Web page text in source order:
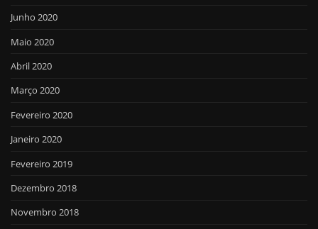
Junho 2020
Maio 2020
Abril 2020
Março 2020
Fevereiro 2020
Janeiro 2020
Fevereiro 2019
Dezembro 2018
Novembro 2018